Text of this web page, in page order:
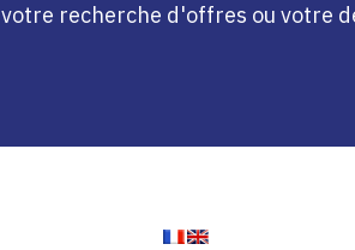
votre recherche d'offres ou votre